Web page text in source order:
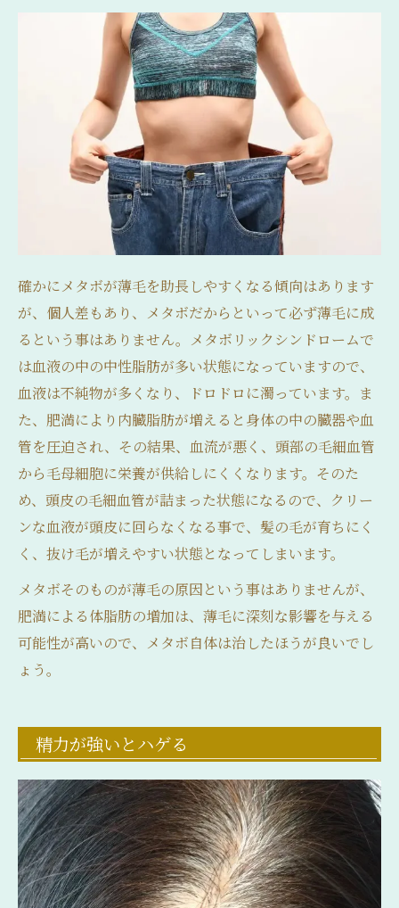
確かにメタボが薄毛を助長しやすくなる傾向はあります
が、個人差もあり、メタボだからといって必ず薄毛に成
るという事はありません。メタボリックシンドロームで
は血液の中の中性脂肪が多い状態になっていますので、
血液は不純物が多くなり、ドロドロに濁っています。ま
た、肥満により内臓脂肪が増えると身体の中の臓器や血
管を圧迫され、その結果、血流が悪く、頭部の毛細血管
から毛母細胞に栄養が供給しにくくなります。そのた
め、頭皮の毛細血管が詰まった状態になるので、クリー
ンな血液が頭皮に回らなくなる事で、髪の毛が育ちにく
く、抜け毛が増えやすい状態となってしまいます。
メタボそのものが薄毛の原因という事はありませんが、
肥満による体脂肪の増加は、薄毛に深刻な影響を与える
可能性が高いので、メタボ自体は治したほうが良いでし
ょう。
精力が強いとハゲる